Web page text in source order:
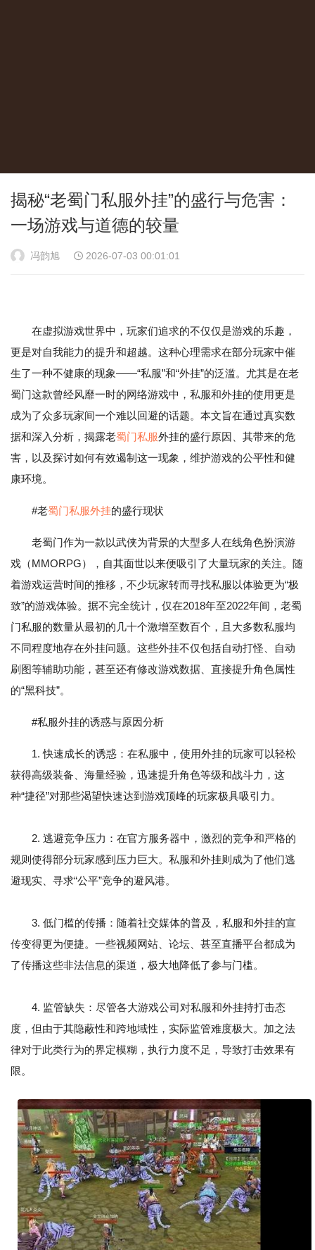
揭秘“老蜀门私服外挂”的盛行与危害：
一场游戏与道德的较量
冯韵旭 2026-07-03 00:01:01
在虚拟游戏世界中，玩家们追求的不仅仅是游戏的乐趣，
更是对自我能力的提升和超越。这种心理需求在部分玩家中催
生了一种不健康的现象——“私服”和“外挂”的泛滥。尤其是在老
蜀门这款曾经风靡一时的网络游戏中，私服和外挂的使用更是
成为了众多玩家间一个难以回避的话题。本文旨在通过真实数
据和深入分析，揭露老蜀门私服外挂的盛行原因、其带来的危
害，以及探讨如何有效遏制这一现象，维护游戏的公平性和健
康环境。
#老蜀门私服外挂的盛行现状
老蜀门作为一款以武侠为背景的大型多人在线角色扮演游
戏（MMORPG），自其面世以来便吸引了大量玩家的关注。随
着游戏运营时间的推移，不少玩家转而寻找私服以体验更为“极
致”的游戏体验。据不完全统计，仅在2018年至2022年间，老蜀
门私服的数量从最初的几十个激增至数百个，且大多数私服均
不同程度地存在外挂问题。这些外挂不仅包括自动打怪、自动
刷图等辅助功能，甚至还有修改游戏数据、直接提升角色属性
的“黑科技”。
#私服外挂的诱惑与原因分析
1. 快速成长的诱惑：在私服中，使用外挂的玩家可以轻松
获得高级装备、海量经验，迅速提升角色等级和战斗力，这
种“捷径”对那些渴望快速达到游戏顶峰的玩家极具吸引力。
2. 逃避竞争压力：在官方服务器中，激烈的竞争和严格的
规则使得部分玩家感到压力巨大。私服和外挂则成为了他们逃
避现实、寻求“公平”竞争的避风港。
3. 低门槛的传播：随着社交媒体的普及，私服和外挂的宣
传变得更为便捷。一些视频网站、论坛、甚至直播平台都成为
了传播这些非法信息的渠道，极大地降低了参与门槛。
4. 监管缺失：尽管各大游戏公司对私服和外挂持打击态
度，但由于其隐蔽性和跨地域性，实际监管难度极大。加之法
律对于此类行为的界定模糊，执行力度不足，导致打击效果有
限。